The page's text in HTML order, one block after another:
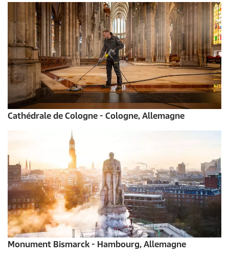
Cathédrale de Cologne - Cologne, Allemagne
Monument Bismarck - Hambourg, Allemagne